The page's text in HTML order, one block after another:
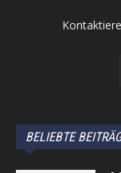
BELIEBTE